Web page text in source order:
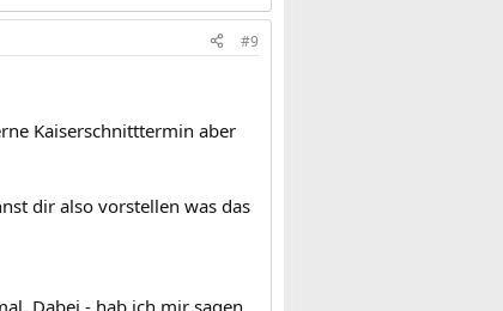
#9
Kaiserschnitttermin aber
dir also vorstellen was das
Dabei - hab ich mir sagen